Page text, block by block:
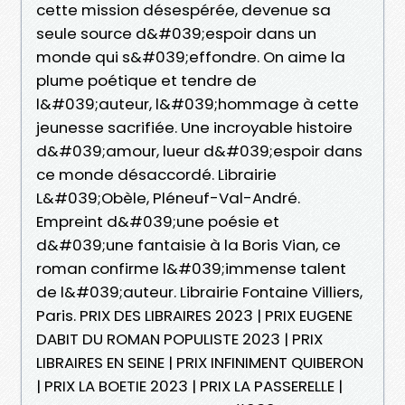
cette mission désespérée, devenue sa
seule source d&#039;espoir dans un
monde qui s&#039;effondre. On aime la
plume poétique et tendre de
l&#039;auteur, l&#039;hommage à cette
jeunesse sacrifiée. Une incroyable histoire
d&#039;amour, lueur d&#039;espoir dans
ce monde désaccordé. Librairie
L&#039;Obèle, Pléneuf-Val-André.
Empreint d&#039;une poésie et
d&#039;une fantaisie à la Boris Vian, ce
roman confirme l&#039;immense talent
de l&#039;auteur. Librairie Fontaine Villiers,
Paris. PRIX DES LIBRAIRES 2023 | PRIX EUGENE
DABIT DU ROMAN POPULISTE 2023 | PRIX
LIBRAIRES EN SEINE | PRIX INFINIMENT QUIBERON
| PRIX LA BOETIE 2023 | PRIX LA PASSERELLE |